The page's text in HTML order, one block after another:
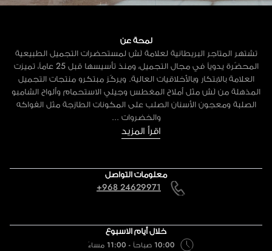
لمحة عن
تشتهر المتاجر البريطانية لعلامة لَش لمستحضرات التجميل الطبيعية
المحضّرة يدوياً في مجال التجميل، ومنذ تأسيسها قبل 25 عاماً، تميزت
العلامة بالابتكار وبالأخلاقيات العالية. ويركّز مبتكرو منتجات التجميل
المذهلة من لَش مثل أملاح المغطس وجيلي الاستحمام وألواح الشامبو
الصلبة ومعجون الأسنان الصلب على المكونات الطازجة مثل الفواكه
والخضروات ...
اقرأ المزيد
معلومات التواصل
+968 24629971
خلال أيام الاسبوع
10:00 صباحاً - 11:00 مساءً